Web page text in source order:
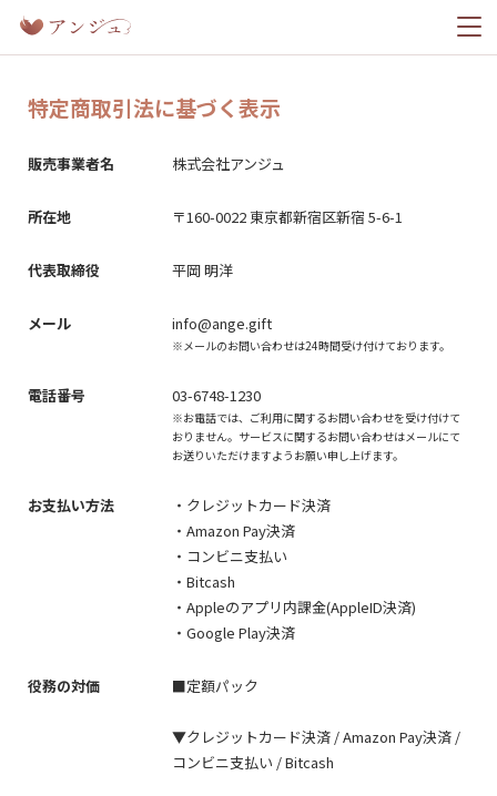
ホーム
料金プラン
今すぐ無料ではじめる
30歳以上の独身の方のみご登録いただけます
特定商取引法に基づく表示
販売事業者名 株式会社アンジュ
所在地 〒160-0022 東京都新宿区新宿 5-6-1
代表取締役 平岡 明洋
メール info@ange.gift
※メールのお問い合わせは24時間受け付けております。
電話番号 03-6748-1230
※お電話では、ご利用に関するお問い合わせを受け付けて
おりません。サービスに関するお問い合わせはメールにて
お送りいただけますようお願い申し上げます。
お支払い方法
・クレジットカード決済
・Amazon Pay決済
・コンビニ支払い
・Bitcash
・Appleのアプリ内課金(AppleID決済)
・Google Play決済
役務の対価 ■定額パック
▼クレジットカード決済 / Amazon Pay決済 /
コンビニ支払い / Bitcash